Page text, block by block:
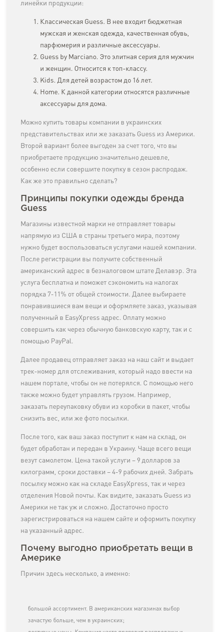
линейки продукции:
Классическая Guess. В нее входит бюджетная
мужская и женская одежда, качественная обувь,
парфюмерия и различные аксессуары.
Guess by Marciano. Это элитная серия для мужчин
и женщин. Относится к топ-классу.
Kids. Для детей возрастом до 16 лет.
Home. К данной категории относятся различные
аксессуары для дома.
Можно купить товары компании в украинских
представительствах или же заказать Guess из Америки.
Второй вариант более выгоден за счет того, что вы
приобретаете продукцию значительно дешевле,
особенно если совершите покупку в сезон распродаж.
Как же это правильно сделать?
Принципы покупки одежды бренда
Guess
Магазины известной марки не отправляет товары
напрямую из США в страны третьего мира, поэтому
нужно будет воспользоваться услугами нашей компании.
После регистрации вы получите собственный
американский адрес в безналоговом штате Делавэр. Эта
услуга бесплатна и поможет сэкономить на налогах
порядка 7-11% от общей стоимости. Далее выбираете
понравившиеся вам вещи и оформляете заказ, указывая
полученный в EasyXpress адрес. Оплату можно
совершить как через обычную банковскую карту, так и с
помощью PayPal.
Далее продавец отправляет заказ на наш сайт и выдает
трек-номер для отслеживания, который надо ввести на
нашем портале, чтобы он не потерялся. С помощью него
также можно будет управлять грузом. Например,
заказать переупаковку обуви из коробки в пакет, чтобы
снизить вес, или же фото посылки.
После того, как ваш заказ поступит к нам на склад, он
будет обработан и передан в Украину. Чаще всего вещи
везут самолетом. Цена такой услуги – 9 долларов за
килограмм, сроки доставки – 4-9 рабочих дней. Забрать
посылку можно как на складе EasyXpress, так и через
отделения Новой почты. Как видите, заказать Guess из
Америки не так уж и сложно. Достаточно просто
зарегистрироваться на нашем сайте и оформить покупку
на указанный адрес.
Почему выгодно приобретать вещи в
Америке
Причин здесь несколько, а именно:
большой ассортимент. В американских магазинах выбор
зачастую больше, чем в украинских;